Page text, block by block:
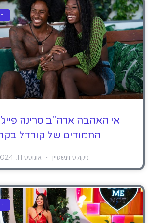
אי האהבה ארה"ב סרינה
החמודים של קורדל
ניקולס וינשטיין אוגוסט 11, 2024